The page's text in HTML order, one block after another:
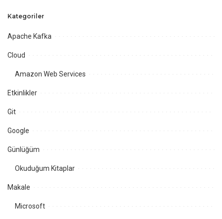
Kategoriler
Apache Kafka
Cloud
Amazon Web Services
Etkinlikler
Git
Google
Günlüğüm
Okuduğum Kitaplar
Makale
Microsoft